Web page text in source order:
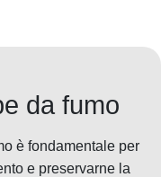
da fumo
è fondamentale per
e preservarne la